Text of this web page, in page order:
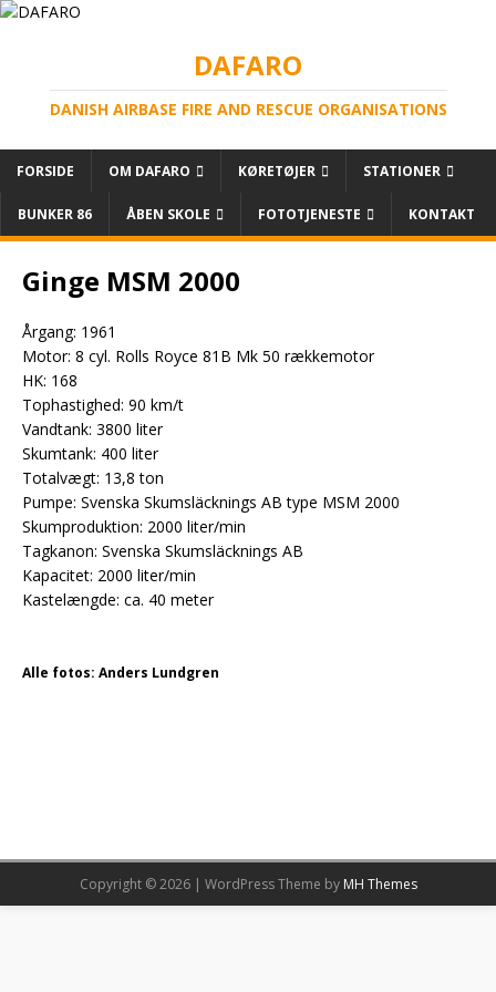
DAFARO
DANISH AIRBASE FIRE AND RESCUE ORGANISATIONS
FORSIDE OM DAFARO KØRETØJER STATIONER
BUNKER 86 ÅBEN SKOLE FOTOTJENESTE KONTAKT
Ginge MSM 2000
Årgang: 1961
Motor: 8 cyl. Rolls Royce 81B Mk 50 rækkemotor
HK: 168
Tophastighed: 90 km/t
Vandtank: 3800 liter
Skumtank: 400 liter
Totalvægt: 13,8 ton
Pumpe: Svenska Skumsläcknings AB type MSM 2000
Skumproduktion: 2000 liter/min
Tagkanon: Svenska Skumsläcknings AB
Kapacitet: 2000 liter/min
Kastelængde: ca. 40 meter
Alle fotos: Anders Lundgren
Copyright © 2026 | WordPress Theme by MH Themes